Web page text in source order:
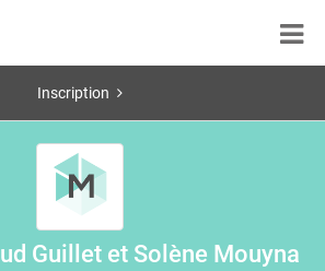
Inscription
Guillet et Solène Mouyna